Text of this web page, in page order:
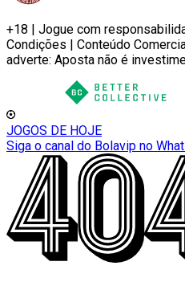
+18 | Jogue com
Condições | Conteúdo
adverte: Aposta não é
JOGOS DE HOJE
Siga o canal do Bolavip no